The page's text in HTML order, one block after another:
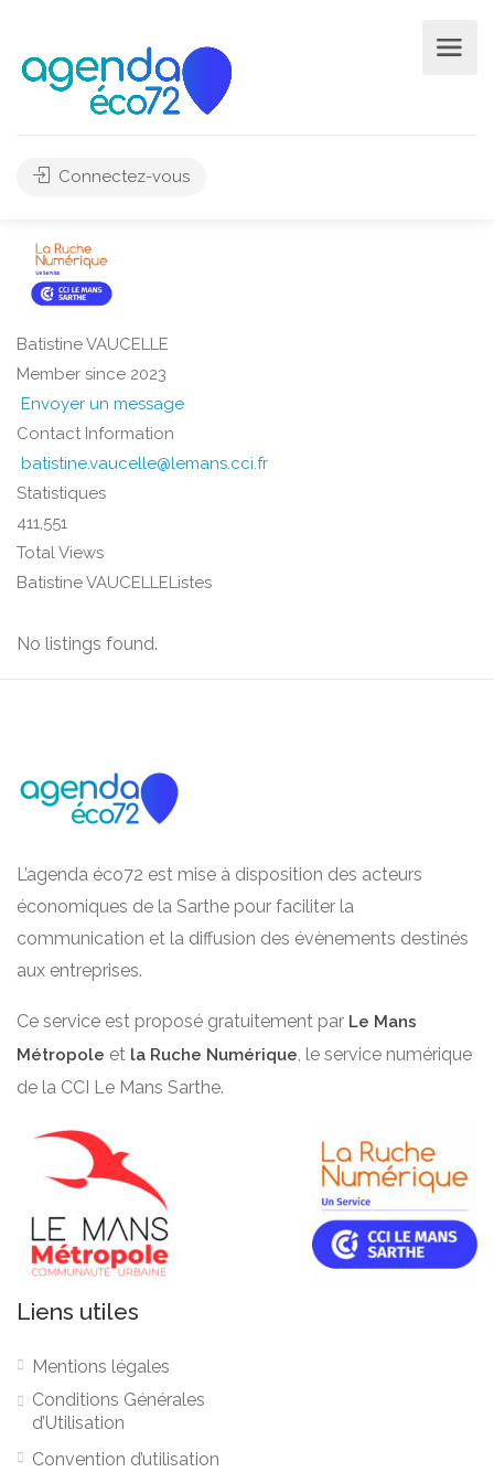
Connectez-vous
Batistine VAUCELLE
Member since 2023
Envoyer un message
Contact Information
batistine.vaucelle@lemans.cci.fr
Statistiques
411,551
Total Views
Batistine VAUCELLEListes
No listings found.
L’agenda éco72 est mise à disposition des acteurs
économiques de la Sarthe pour faciliter la
communication et la diffusion des évènements destinés
aux entreprises.
Ce service est proposé gratuitement par Le Mans
Métropole et la Ruche Numérique, le service numérique
de la CCI Le Mans Sarthe.
Liens utiles
Mentions légales
Conditions Générales
d’Utilisation
Convention d’utilisation